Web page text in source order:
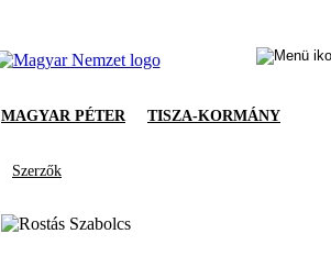
MAGYAR PÉTER TISZA-KORMÁNY
Szerzők